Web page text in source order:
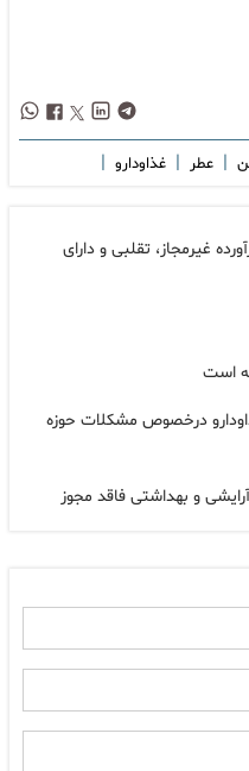
| عطر | غذاودارو |
غیرمجاز، تقلبی و دارای
درخصوص مشکلات حوزه
و بهداشتی فاقد مجوز